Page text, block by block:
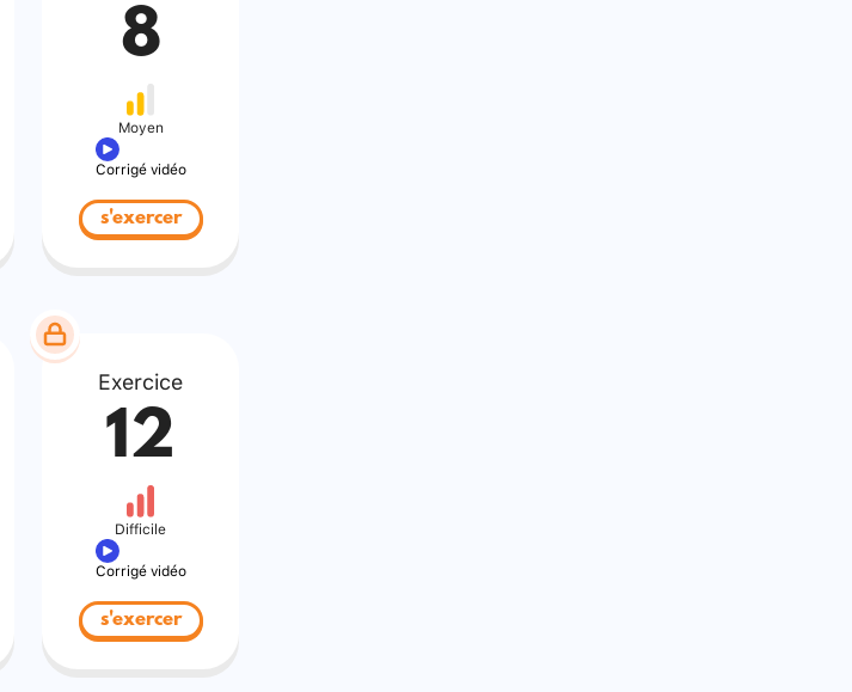
8
Moyen
Corrigé vidéo
s'exercer
Exercice
12
Difficile
Corrigé vidéo
s'exercer